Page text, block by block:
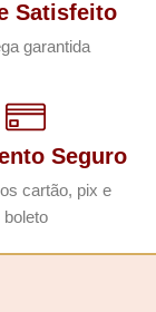
Satisfeito
garantida
Seguro
cartão, pix e
boleto